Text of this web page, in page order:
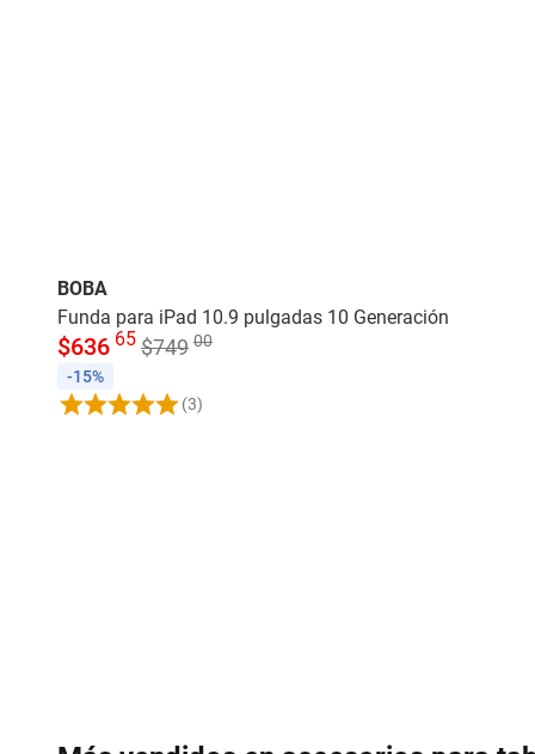
BOBA
Funda para iPad 10.9 pulgadas 10 Generación
$636 65 $749 00
-15%
(3)